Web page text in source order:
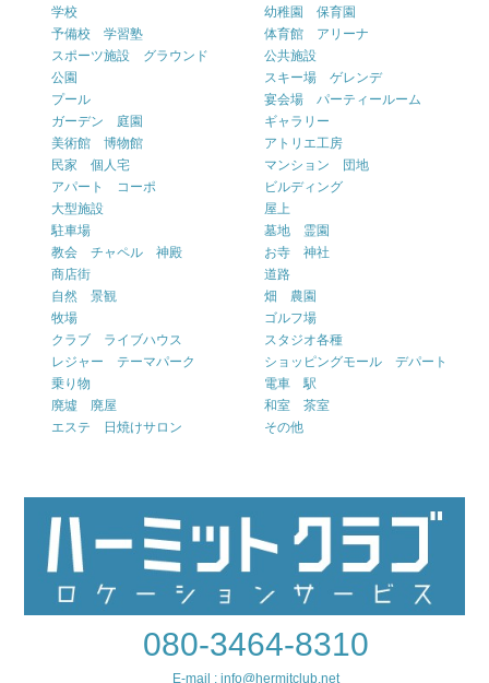
学校
幼稚園 保育園
予備校 学習塾
体育館 アリーナ
スポーツ施設 グラウンド
公共施設
公園
スキー場 ゲレンデ
プール
宴会場 パーティールーム
ガーデン 庭園
ギャラリー
美術館 博物館
アトリエ工房
民家 個人宅
マンション 団地
アパート コーポ
ビルディング
大型施設
屋上
駐車場
墓地 霊園
教会 チャペル 神殿
お寺 神社
商店街
道路
自然 景観
畑 農園
牧場
ゴルフ場
クラブ ライブハウス
スタジオ各種
レジャー テーマパーク
ショッピングモール デパート
乗り物
電車 駅
廃墟 廃屋
和室 茶室
エステ 日焼けサロン
その他
080-3464-8310
E-mail : info@hermitclub.net